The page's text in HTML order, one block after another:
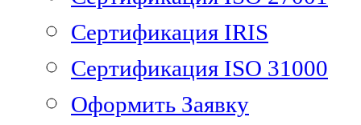
Сертификация IRIS
Сертификация ISO 31000
Оформить Заявку